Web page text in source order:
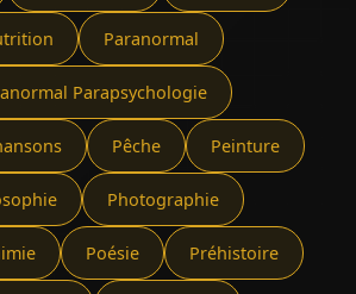
Paranormal
Parapsychologie
Pêche Peinture
Photographie
Poésie Préhistoire